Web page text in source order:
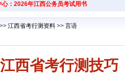
心：2026年江西公务员考试用书
>> 江西省考行测资料 >> 言语
西省考行测技